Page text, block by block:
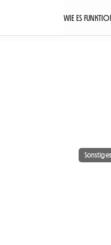
WIE ES
Sonstiges